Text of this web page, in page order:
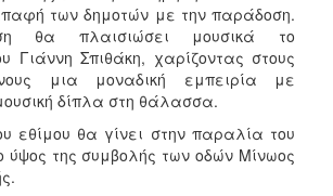
των δημοτών με την παράδοση.
θα πλαισιώσει μουσικά το
Γιάννη Σπιθάκη, χαρίζοντας στους
μια μοναδική εμπειρία με
δίπλα στη θάλασσα.
εθίμου θα γίνει στην παραλία του
της συμβολής των οδών Μίνωος